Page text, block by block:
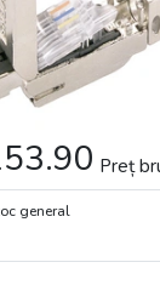
Preț
general